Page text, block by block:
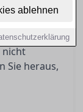
ablehnen
welche
was
welche
nicht
Sie heraus,